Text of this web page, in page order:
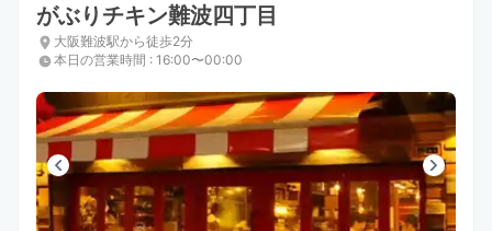
がぶりチキン難波四丁目
大阪難波駅から徒歩2分
本日の営業時間 : 16:00〜00:00